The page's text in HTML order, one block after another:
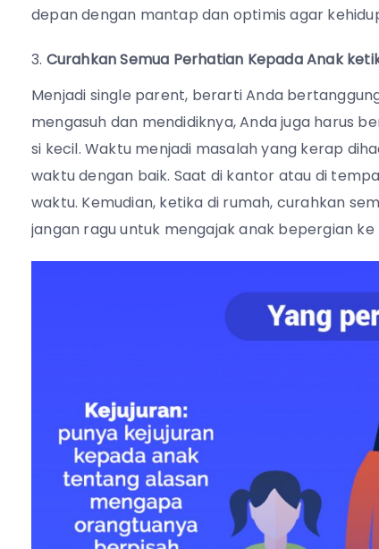
depan dengan mantap dan optimis agar
Curahkan Semua Perhatian Kepada Anak
Menjadi single parent, berarti Anda
mengasuh dan mendidiknya, Anda juga harus
si kecil. Waktu menjadi masalah yang kerap
waktu dengan baik. Saat di kantor atau di
waktu. Kemudian, ketika di rumah, curahkan
jangan ragu untuk mengajak anak bepergian